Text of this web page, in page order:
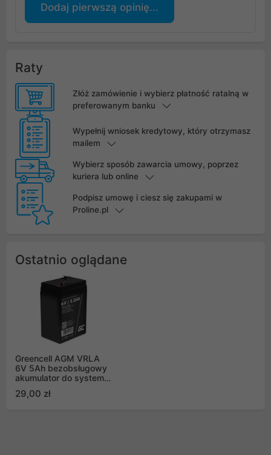
Dodaj pierwszą opinię...
Raty
Złóż zamówienie i wybierz płatność ratalną w
preferowanym banku
Wypełnij wniosek kredytowy, który otrzymasz
mailem
Wybierz sposób zawarcia umowy, poprzez
kuriera lub online
Podpisz umowę i ciesz się zakupami w
Proline.pl
Ostatnio oglądane
Greencell AGM VRLA
6V 5Ah bezobsługowy
akumulator do systemu
fiskalnej, zabawki
29,00 zł